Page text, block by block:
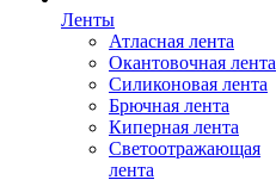
Ленты
Атласная лента
Окантовочная лента
Силиконовая лента
Брючная лента
Киперная лента
Светоотражающая
лента